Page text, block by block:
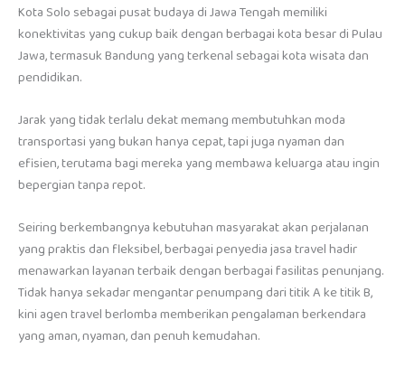
Kota Solo sebagai pusat budaya di Jawa Tengah memiliki
konektivitas yang cukup baik dengan berbagai kota besar di Pulau
Jawa, termasuk Bandung yang terkenal sebagai kota wisata dan
pendidikan.
Jarak yang tidak terlalu dekat memang membutuhkan moda
transportasi yang bukan hanya cepat, tapi juga nyaman dan
efisien, terutama bagi mereka yang membawa keluarga atau ingin
bepergian tanpa repot.
Seiring berkembangnya kebutuhan masyarakat akan perjalanan
yang praktis dan fleksibel, berbagai penyedia jasa travel hadir
menawarkan layanan terbaik dengan berbagai fasilitas penunjang.
Tidak hanya sekadar mengantar penumpang dari titik A ke titik B,
kini agen travel berlomba memberikan pengalaman berkendara
yang aman, nyaman, dan penuh kemudahan.